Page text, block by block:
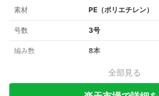
素材 PE（ポリエチレン）
号数 3号
編み数 8本
全部見る